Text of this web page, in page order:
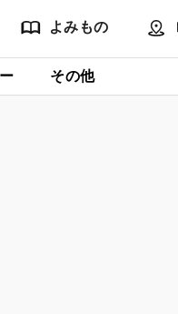
よみもの
その他